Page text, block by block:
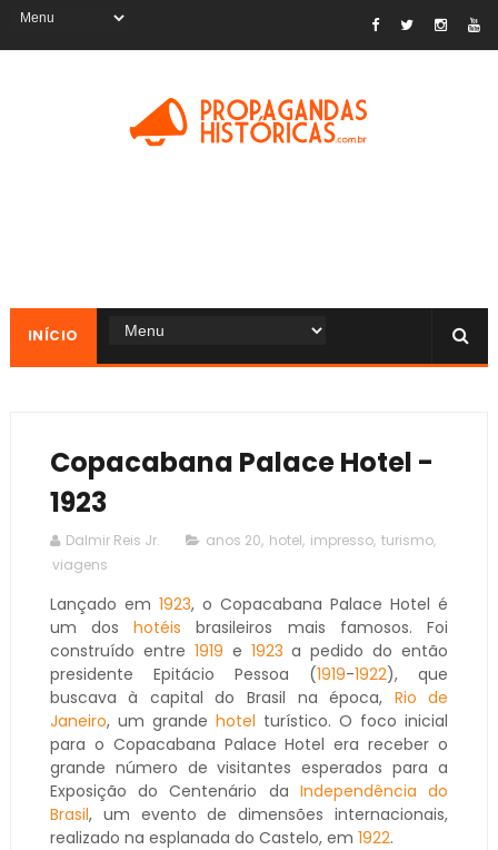
INÍCIO
Copacabana Palace Hotel -
1923
Dalmir Reis Jr. anos 20, hotel, impresso, turismo,
viagens
Lançado em 1923, o Copacabana Palace Hotel é
um doshotéis brasileiros mais famosos. Foi
construído entre 1919 e 1923 a pedido do então
presidente Epitácio Pessoa (1919-1922), que
buscava à capital do Brasil na época, Rio de
Janeiro, um grande hotel turístico. O foco inicial
para o Copacabana Palace Hotel era receber o
grande número de visitantes esperados para a
Exposição do Centenário da Independência do
Brasil, um evento de dimensões internacionais,
realizado na esplanada do Castelo, em 1922.